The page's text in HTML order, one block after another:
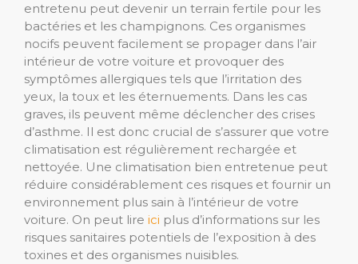
entretenu peut devenir un terrain fertile pour les
bactéries et les champignons. Ces organismes
nocifs peuvent facilement se propager dans l’air
intérieur de votre voiture et provoquer des
symptômes allergiques tels que l’irritation des
yeux, la toux et les éternuements. Dans les cas
graves, ils peuvent même déclencher des crises
d’asthme. Il est donc crucial de s’assurer que votre
climatisation est régulièrement rechargée et
nettoyée. Une climatisation bien entretenue peut
réduire considérablement ces risques et fournir un
environnement plus sain à l’intérieur de votre
voiture. On peut lire ici plus d’informations sur les
risques sanitaires potentiels de l’exposition à des
toxines et des organismes nuisibles.